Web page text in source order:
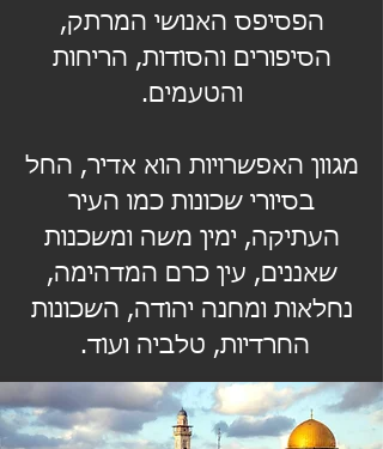
הפסיפס האנושי המרתק,
הסיפורים והסודות, הריחות
והטעמים.
מגוון האפשרויות הוא אדיר, החל
בסיורי שכונות כמו העיר
העתיקה, ימין משה ומשכנות
שאננים, עין כרם המדהימה,
נחלאות ומחנה יהודה, השכונות
החרדיות, טלביה ועוד.